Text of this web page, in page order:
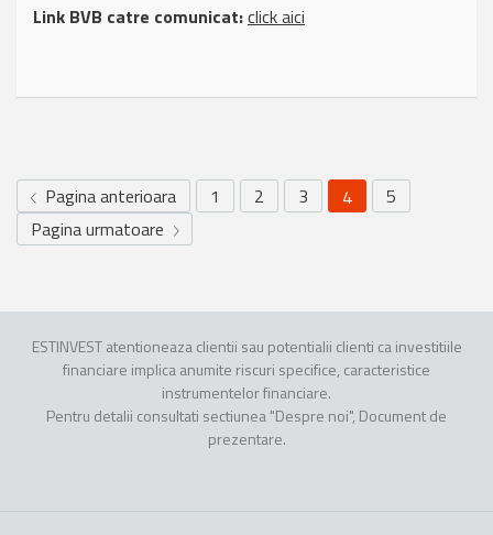
Link BVB catre comunicat:click aici
Pagina anterioara 1 2 3 4
5
Pagina urmatoare
ESTINVEST atentioneaza clientii sau potentialii clienti ca investitiile
financiare implica anumite riscuri specifice, caracteristice
instrumentelor financiare.
Pentru detalii consultati sectiunea "Despre noi", Document de
prezentare.